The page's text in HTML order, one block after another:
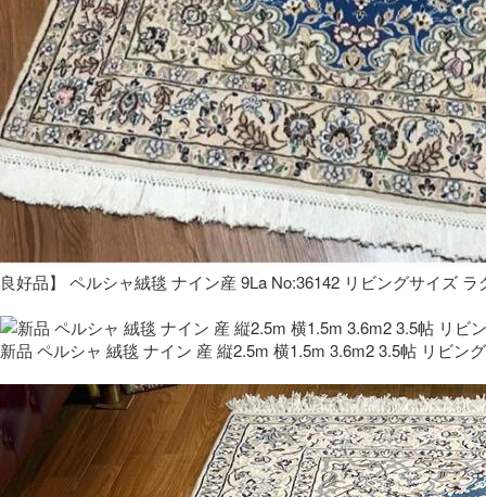
良好品】 ペルシャ絨毯 ナイン産 9La No:36142 リビングサイズ ラ
新品 ペルシャ 絨毯 ナイン 産 縦2.5m 横1.5m 3.6m2 3.5帖 リビング